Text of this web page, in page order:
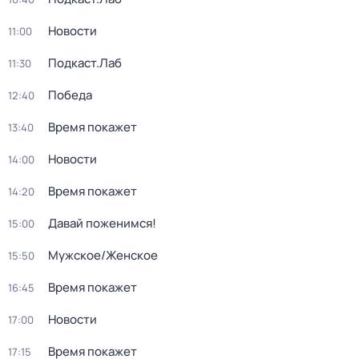
11:00 Новости
11:30 Подкаст.Лаб
12:40 Победа
13:40 Время покажет
14:00 Новости
14:20 Время покажет
15:00 Давай поженимся!
15:50 Мужское/Женское
16:45 Время покажет
17:00 Новости
17:15 Время покажет